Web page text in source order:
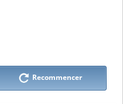
Recommencer